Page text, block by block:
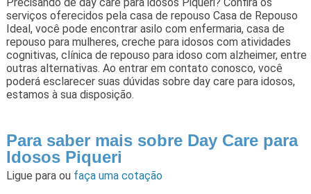
Precisando de day care para idosos Piqueri? Confira os
serviços oferecidos pela casa de repouso Casa de Repouso
Ideal, você pode encontrar asilo com enfermaria, casa de
repouso para mulheres, creche para idosos com atividades
cognitivas, clínica de repouso para idoso com alzheimer, entre
outras alternativas. Ao entrar em contato conosco, você
poderá esclarecer suas dúvidas sobre day care para idosos,
estamos à sua disposição.
Para saber mais sobre Day Care para
Idosos Piqueri
Ligue para ou faça uma cotação